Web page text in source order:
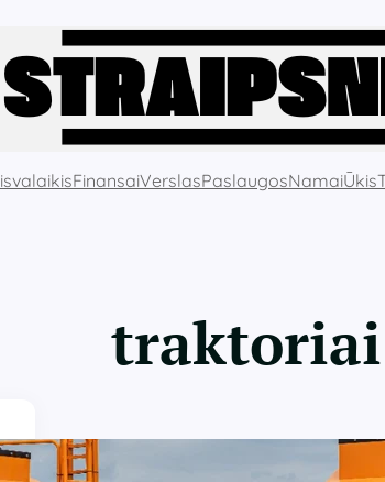
FinansaiVerslasPaslaugosNamaiŪkis
traktoriai